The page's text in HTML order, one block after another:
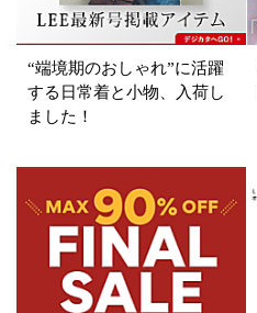
掲載雑誌
価格
表示オプション
すべて
SALE商品
“端境期のおしゃれ”に活躍
する日常着と小物、入荷し
ました！